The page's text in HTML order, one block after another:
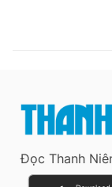
Đọc Thanh